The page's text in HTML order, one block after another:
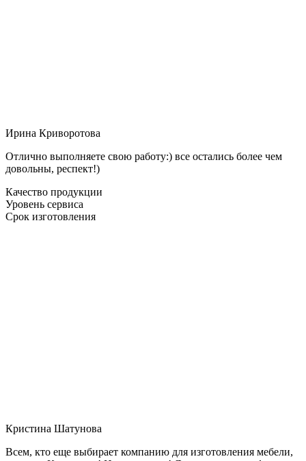
Ирина Криворотова
Отлично выполняете свою работу:) все остались более чем
довольны, респект!)
Качество продукции
Уровень сервиса
Срок изготовления
Кристина Шатунова
Всем, кто еще выбирает компанию для изготовления мебели,